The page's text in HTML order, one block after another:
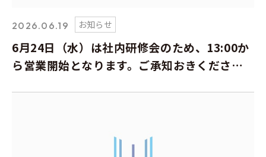
2026.06.19 お知らせ
6月24日（水）は社内研修会のため、13:00か
ら営業開始となります。ご承知おきくださ